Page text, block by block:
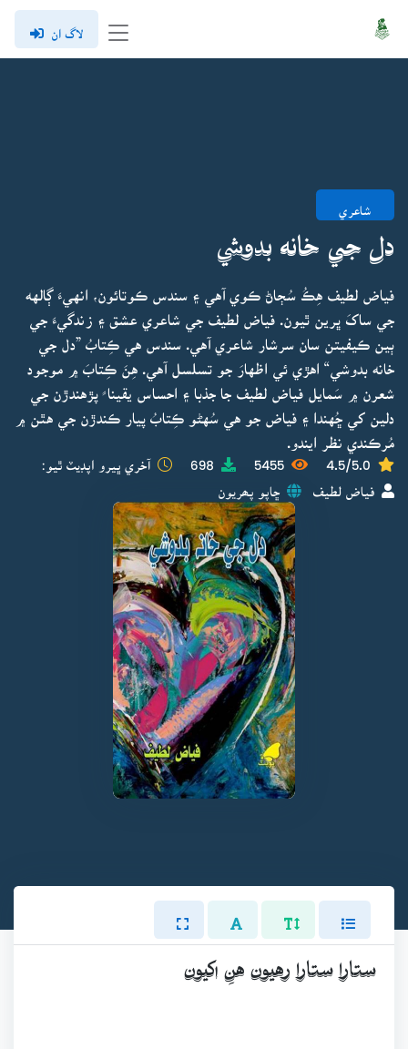
لاگ ان
شاعري
دل جي خانه بدوشي
فياض لطيف هِڪُ سُڄاڻ ڪوي آهي ۽ سندس ڪوتائون، انهيءَ ڳالهه
جي ساکَ ڀرين ٿيون. فياض لطيف جي شاعري عشق ۽ زندگيءَ جي
ٻين ڪيفيتن سان سرشار شاعري آهي. سندس هي ڪِتابُ ”دل جي
خانه بدوشي“ اهڙي ئي اظهارَ جو تسلسل آهي. هِنَ ڪِتابَ ۾ موجود
شعرن ۾ سَمايل فياض لطيف جا جذبا ۽ احساس يقينا ً پڙهندڙن جي
دلين کي ڇُهندا ۽ فياض جو هي سُهڻو ڪِتابُ پيار ڪندڙن جي هٿن ۾
مُرڪندي نظر ايندو.
4.5/5.0
5455
698 آخري ڀيرو اپڊيٽ ٿيو:
فياض لطيف ڇاپو پھريون
ستارا ستارا رهيون هنِ اکيون